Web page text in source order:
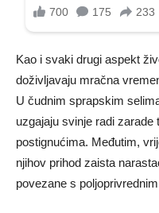
Kao i svaki drugi aspekt
doživljavaju mračna
U čudnim sprapskim
uzgajaju svinje radi
postignućima. Međutim,
njihov prihod zaista
povezane s